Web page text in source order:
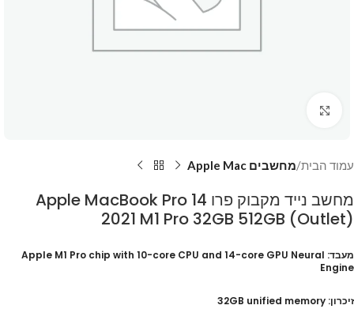
עמוד הבית מחשבים Apple Mac
מחשב נייד מקבוק פרו Apple MacBook Pro 14
2021 M1 Pro 32GB 512GB (Outlet)
מעבד: Apple M1 Pro chip with 10-core CPU and 14-core GPU Neural
Engine
זיכרון: 32GB unified memory